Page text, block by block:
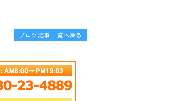
ブログ記事一覧へ戻る